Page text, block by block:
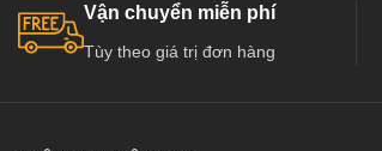
Vận chuyển miễn phí
Tùy theo giá trị đơn hàng